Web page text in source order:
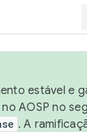
estável e
AOSP no
. A